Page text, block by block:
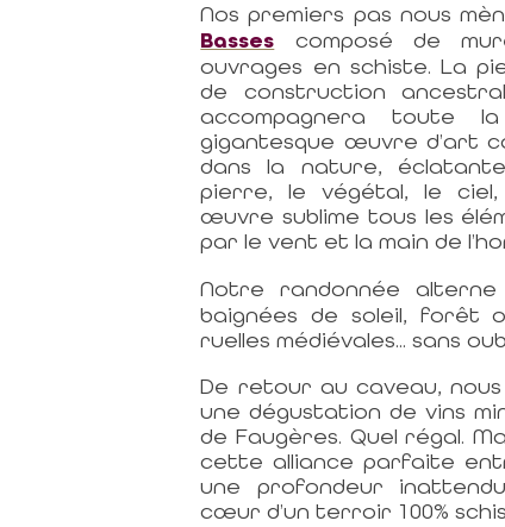
Nos premiers pas nous
Basses composé de
ouvrages en schiste. La
de construction
accompagnera toute
gigantesque œuvre d’art
dans la nature,
pierre, le végétal, le ciel,
œuvre sublime tous les
par le vent et la main de
Notre randonnée alterne
baignées de soleil, forêt
ruelles médiévales... sans
De retour au caveau, nous
une dégustation de vins
de Faugères. Quel régal.
cette alliance parfaite
une profondeur
cœur d’un terroir 100%